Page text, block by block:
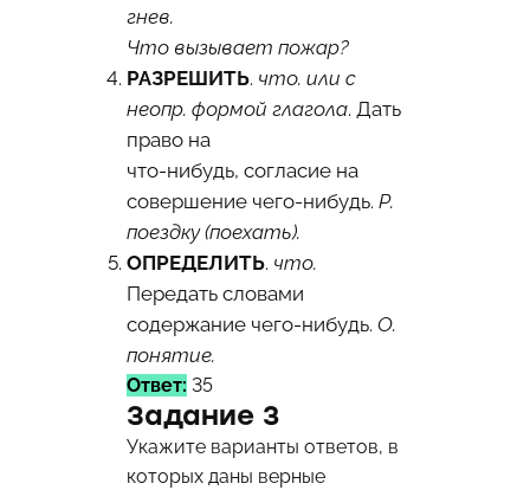
гнев.
Что вызывает пожар?
РАЗРЕШИТЬ. что. или с
неопр. формой глагола. Дать
право на
что-нибудь, согласие на
совершение чего-нибудь.Р.
поездку (поехать).
ОПРЕДЕЛИТЬ. что.
Передать словами
содержание чего-нибудь.О.
понятие.
Ответ: 35
Задание 3
Укажите варианты ответов, в
которых даны верные